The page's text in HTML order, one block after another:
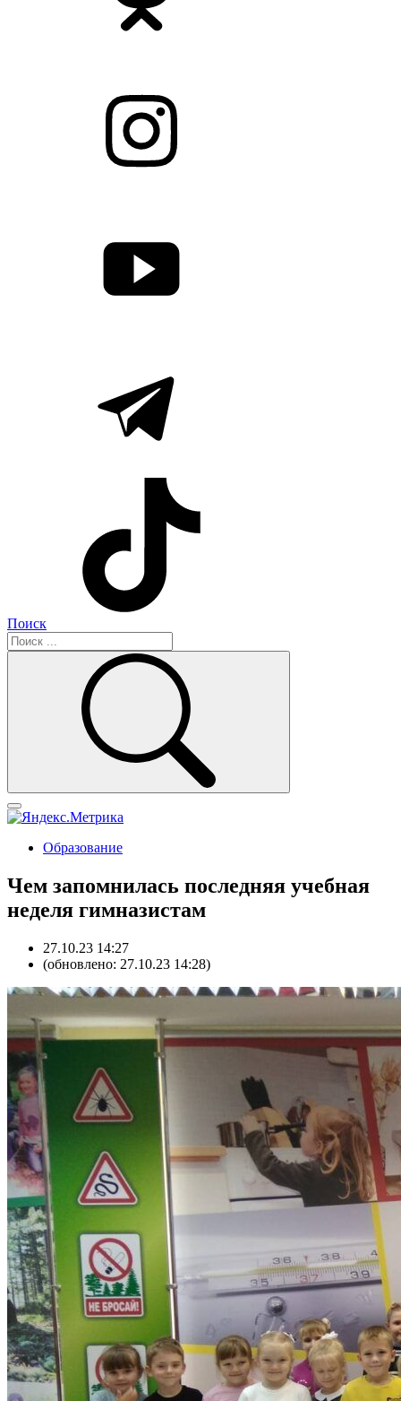
Поиск
Образование
Чем запомнилась последняя учебная
неделя гимназистам
27.10.23 14:27
(обновлено: 27.10.23 14:28)